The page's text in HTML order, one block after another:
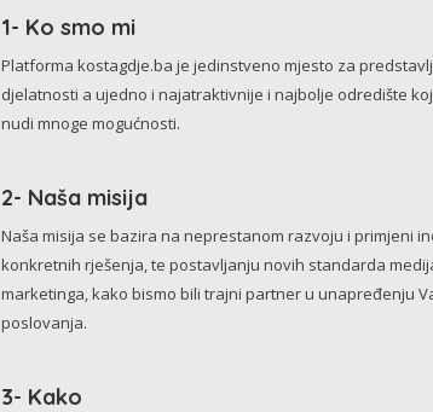
1- Ko smo mi
Platforma kostagdje.ba je jedinstveno mjesto za
djelatnosti a ujedno i najatraktivnije i najbolje odredište
nudi mnoge mogućnosti.
2- Naša misija
Naša misija se bazira na neprestanom razvoju i primjeni
konkretnih rješenja, te postavljanju novih standarda
marketinga, kako bismo bili trajni partner u unapređenju
poslovanja.
3- Kako